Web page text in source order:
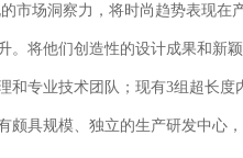
市场洞察力，将时尚趋势表现
。将他们创造性的设计成果和新
专业技术团队；现有3组超长
具规模、独立的生产研发中心